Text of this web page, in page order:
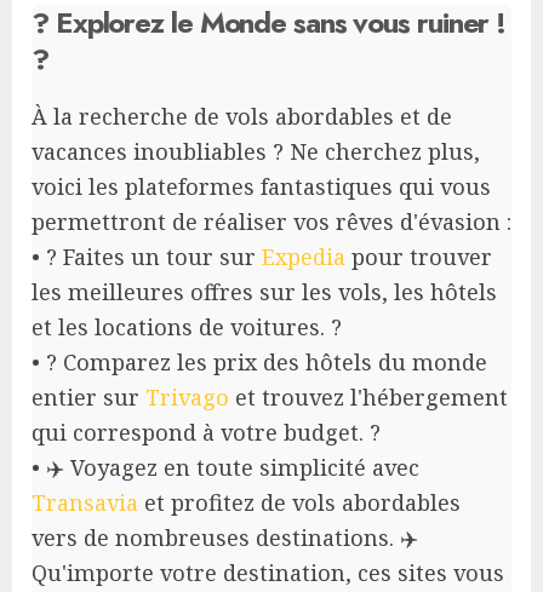
? Explorez le Monde sans vous ruiner !
?
À la recherche de vols abordables et de
vacances inoubliables ? Ne cherchez plus,
voici les plateformes fantastiques qui vous
permettront de réaliser vos rêves d'évasion :
• ? Faites un tour sur Expedia pour trouver
les meilleures offres sur les vols, les hôtels
et les locations de voitures. ?
• ? Comparez les prix des hôtels du monde
entier sur Trivago et trouvez l'hébergement
qui correspond à votre budget. ?
• ✈️ Voyagez en toute simplicité avec
Transavia et profitez de vols abordables
vers de nombreuses destinations. ✈️
Qu'importe votre destination, ces sites vous